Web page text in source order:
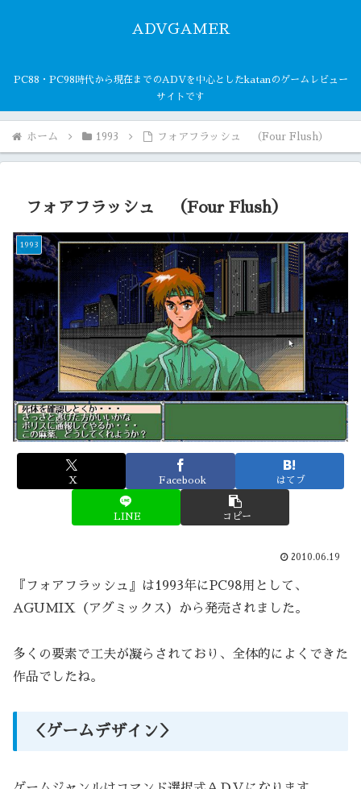
ADVGAMER
PC88・PC98時代から現在までのADVを中心としたkatanのゲームレビュー
サイトです
ホーム 1993 フォアフラッシュ （Four Flush）
フォアフラッシュ （Four Flush）
1993
X Facebook はてブ
LINE コピー
2010.06.19
『フォアフラッシュ』は1993年にPC98用として、
AGUMIX（アグミックス）から発売されました。
多くの要素で工夫が凝らされており、全体的によくできた
作品でしたね。
＜ゲームデザイン＞